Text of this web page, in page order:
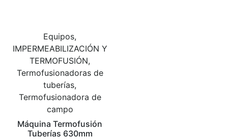
Equipos,
IMPERMEABILIZACIÓN Y
TERMOFUSIÓN,
Termofusionadoras de
tuberías,
Termofusionadora de
campo
Máquina Termofusión
Tuberías 630mm